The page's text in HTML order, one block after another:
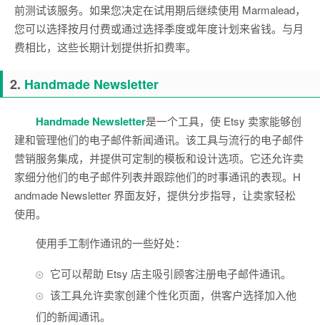
前测试该服务。如果您决定在试用期后继续使用 Marmalead，
您可以选择按月付费或通过选择季度或年度计划来省钱。与月
费相比，这些长期计划提供折扣费率。
2. Handmade Newsletter
Handmade Newsletter是一个工具，使 Etsy 卖家能够创
建和管理他们的电子邮件新闻通讯。该工具与流行的电子邮件
营销服务集成，并提供可定制的模板和设计选项。它还允许卖
家细分他们的电子邮件列表并跟踪他们的时事通讯的表现。H
andmade Newsletter 界面友好，提供分步指导，让卖家轻松
使用。
使用手工制作通讯的一些好处：
它可以帮助 Etsy 店主吸引顾客注册电子邮件通讯。
该工具允许卖家创建个性化页面，供客户选择加入他
们的新闻通讯。